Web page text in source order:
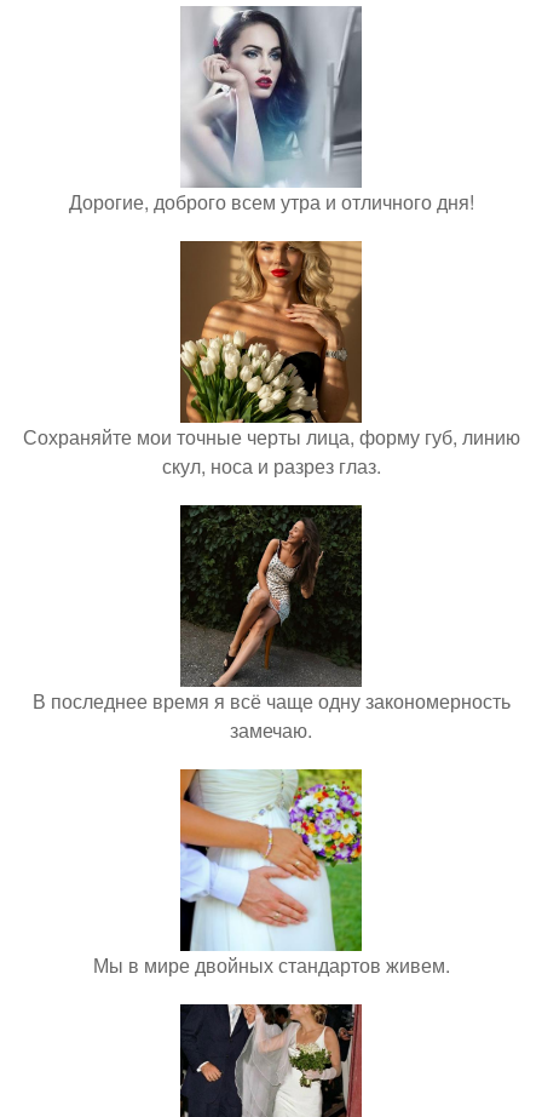
Дорогие, доброго всем утра и отличного дня!
Сохраняйте мои точные черты лица, форму губ, линию
скул, носа и разрез глаз.
В последнее время я всё чаще одну закономерность
замечаю.
Мы в мире двойных стандартов живем.